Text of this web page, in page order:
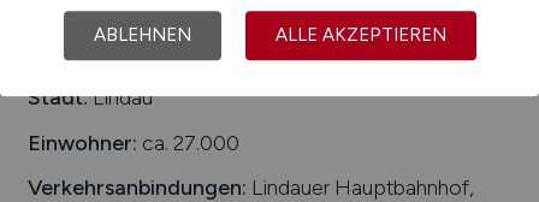
Stadt:Lindau
Einwohner: ca. 27.000
Verkehrsanbindungen: Lindauer Hauptbahnhof,
ABLEHNEN ALLE AKZEPTIEREN